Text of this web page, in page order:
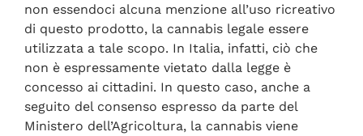
non essendoci alcuna menzione all’uso ricreativo
di questo prodotto, la cannabis legale essere
utilizzata a tale scopo. In Italia, infatti, ciò che
non è espressamente vietato dalla legge è
concesso ai cittadini. In questo caso, anche a
seguito del consenso espresso da parte del
Ministero dell’Agricoltura, la cannabis viene